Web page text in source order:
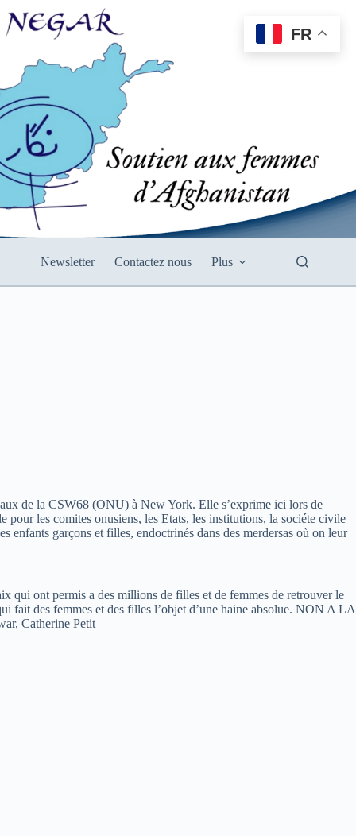
Newsletter Contactez nous Plus
de la CSW68 (ONU) à New York. Elle s’exprime ici lors de
les comites onusiens, les Etats, les institutions, la sociéte civile
enfants garçons et filles, endoctrinés dans des merdersas où on leur
qui ont permis a des millions de filles et de femmes de retrouver le
fait des femmes et des filles l’objet d’une haine absolue. NON A LA
Catherine Petit
FR